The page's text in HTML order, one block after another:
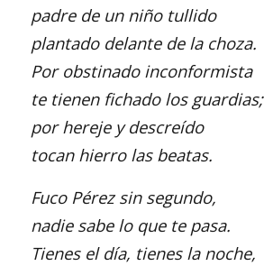
padre de un niño tullido
plantado delante de la choza.
Por obstinado inconformista
te tienen fichado los guardias;
por hereje y descreído
tocan hierro las beatas.
Fuco Pérez sin segundo,
nadie sabe lo que te pasa.
Tienes el día, tienes la noche,